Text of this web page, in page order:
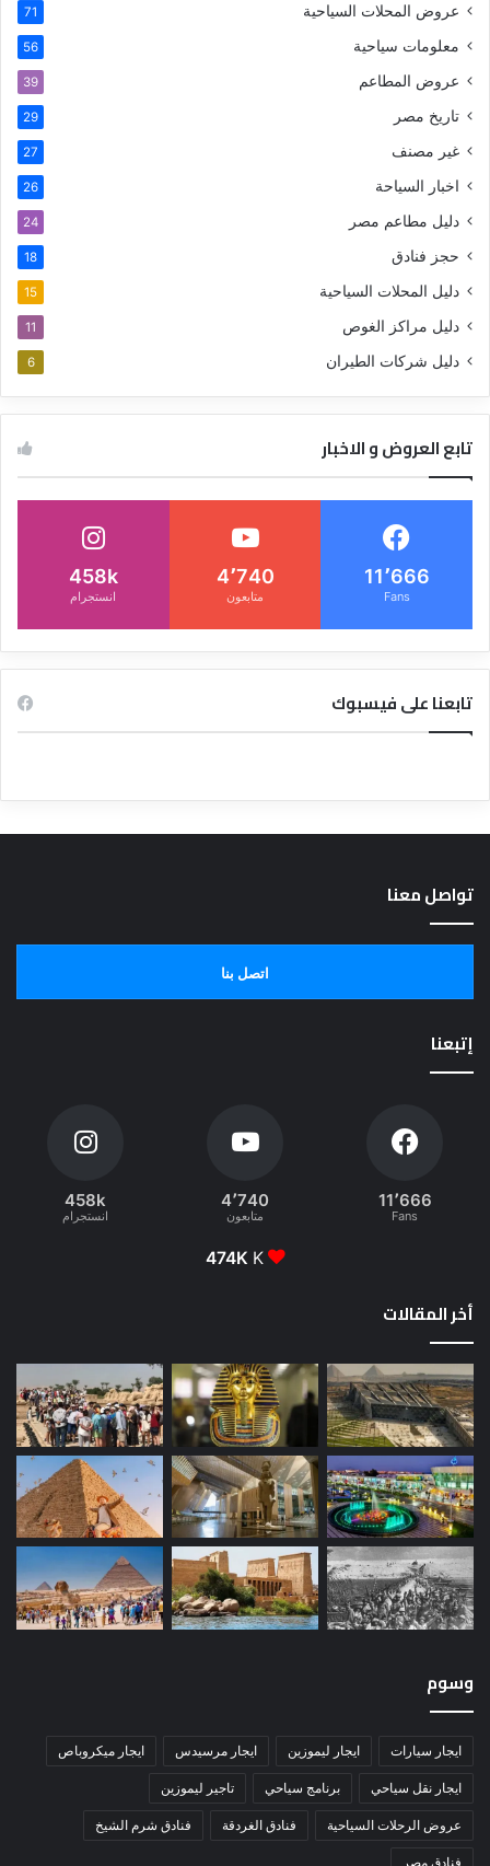
عروض المحلات السياحية 71
معلومات سياحية 56
عروض المطاعم 39
تاريخ مصر 29
غير مصنف 27
اخبار السياحة 26
دليل مطاعم مصر 24
حجز فنادق 18
دليل المحلات السياحية 15
دليل مراكز الغوص 11
دليل شركات الطيران 6
تابع العروض و الاخبار
11٬666
Fans
4٬740
متابعون
458k
انستجرام
تابعنا على فيسبوك
تواصل معنا
اتصل بنا
إتبعنا
11٬666
Fans
4٬740
متابعون
458k
انستجرام
474K K
أخر المقالات
وسوم
ايجار سيارات ايجار ليموزين ايجار مرسيدس ايجار ميكروباص
ايجار نقل سياحي برنامج سياحي تاجير ليموزين
عروض الرحلات السياحية فنادق الغردقة فنادق شرم الشيخ
فنادق مصر